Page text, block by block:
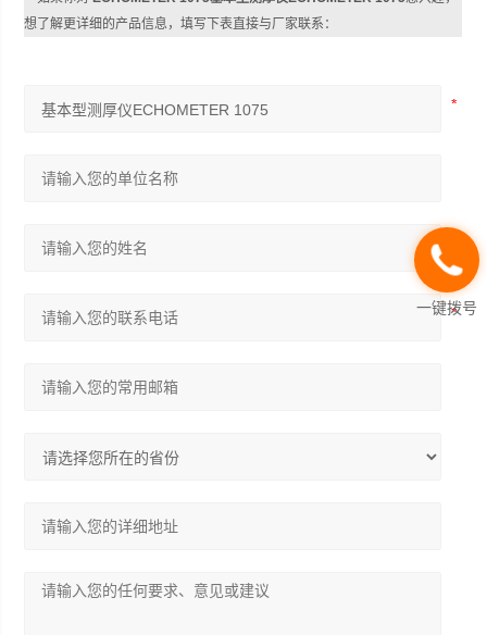
想了解更详细的产品信息，填写下表直接与厂家联系：
一键拨号